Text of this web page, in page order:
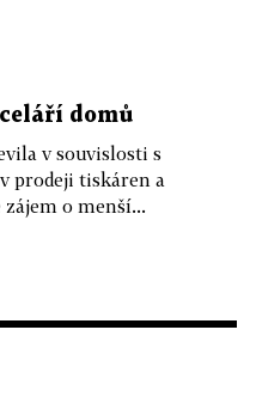
domů
v souvislosti s
prodeji tiskáren a
o menší...